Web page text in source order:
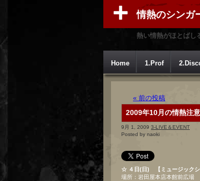
情熱のシンガ
熱い情熱がほとばし
Home 1.Prof
« 前の投稿
2009年10月の情熱注意
9月 1, 2009 3-LIVE＆EVENT
Posted by naoki
☆ ４日(日) 【ミュージックシ
場所：岩田屋本店本館前広場